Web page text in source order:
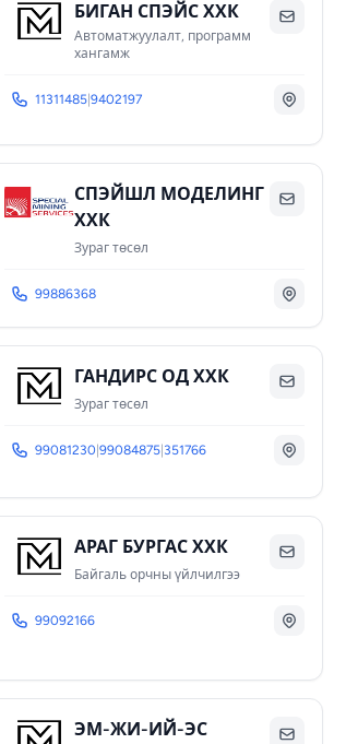
БИГАН СПЭЙС ХХК
Автоматжуулалт, программ
хангамж
11311485| 9402197
СПЭЙШЛ МОДЕЛИНГ
ХХК
Зураг төсөл
99886368
ГАНДИРС ОД ХХК
Зураг төсөл
99081230 99084875| 351766
АРАГ БУРГАС ХХК
Байгаль орчны үйлчилгээ
99092166
ЭМ-ЖИ-ИЙ-ЭС